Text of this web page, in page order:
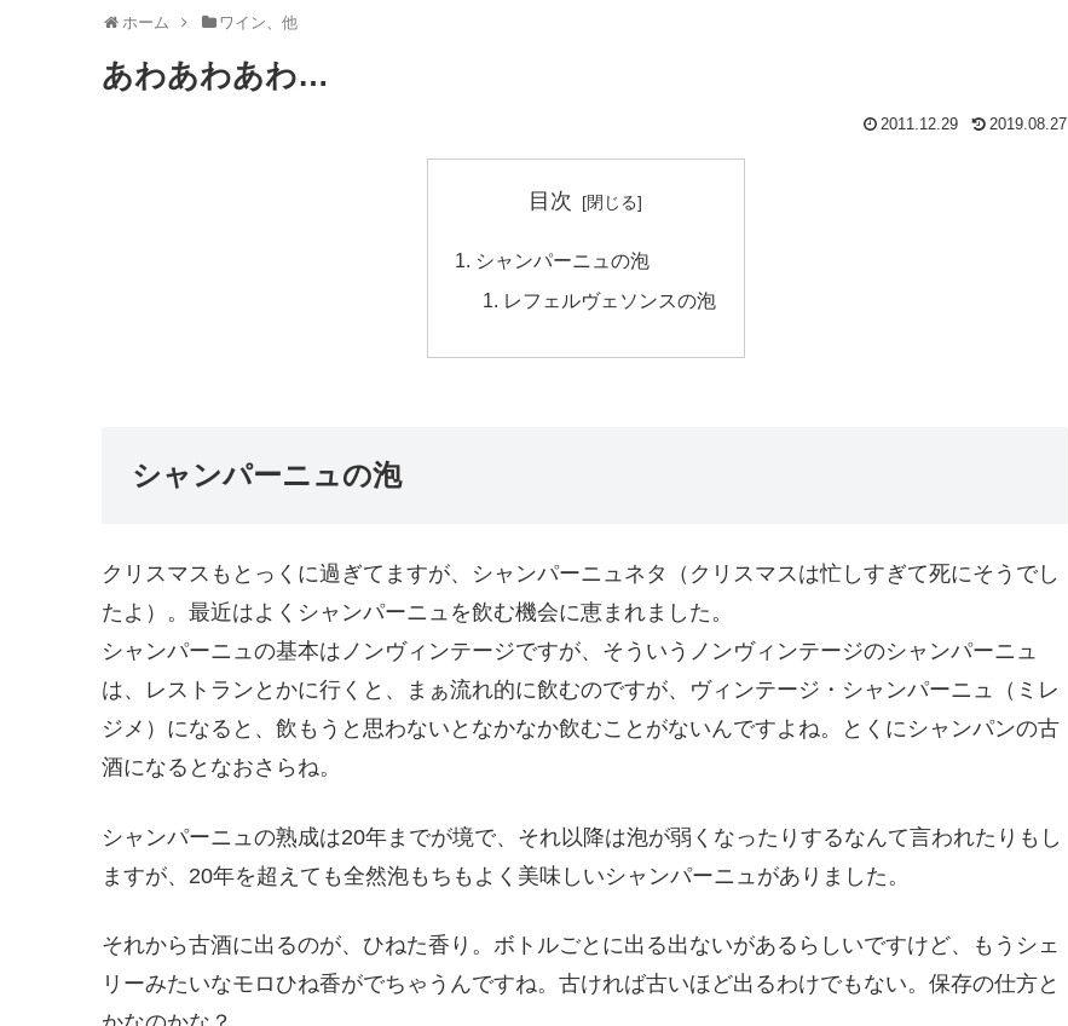
ホーム ワイン、他
あわあわあわ…
2011.12.29 2019.08.27
目次
シャンパーニュの泡
レフェルヴェソンスの泡
シャンパーニュの泡
クリスマスもとっくに過ぎてますが、シャンパーニュネタ（クリスマスは忙しすぎて死にそうでし
たよ）。最近はよくシャンパーニュを飲む機会に恵まれました。
シャンパーニュの基本はノンヴィンテージですが、そういうノンヴィンテージのシャンパーニュ
は、レストランとかに行くと、まぁ流れ的に飲むのですが、ヴィンテージ・シャンパーニュ（ミレ
ジメ）になると、飲もうと思わないとなかなか飲むことがないんですよね。とくにシャンパンの古
酒になるとなおさらね。
シャンパーニュの熟成は20年までが境で、それ以降は泡が弱くなったりするなんて言われたりもし
ますが、20年を超えても全然泡もちもよく美味しいシャンパーニュがありました。
それから古酒に出るのが、ひねた香り。ボトルごとに出る出ないがあるらしいですけど、もうシェ
リーみたいなモロひね香がでちゃうんですね。古ければ古いほど出るわけでもない。保存の仕方と